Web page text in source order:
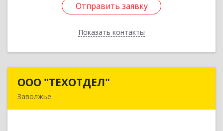
Отправить заявку
Показать контакты
Отправить заявку
Назад
ООО "ТЕХОТДЕЛ"
Заволжье